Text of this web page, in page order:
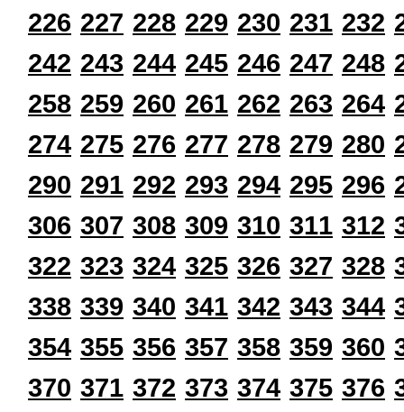
226 227 228 229 230 231 232
242 243 244 245 246 247 248
258 259 260 261 262 263 264
274 275 276 277 278 279 280
290 291 292 293 294 295 296
306 307 308 309 310 311 312
322 323 324 325 326 327 328
338 339 340 341 342 343 344
354 355 356 357 358 359 360
370 371 372 373 374 375 376